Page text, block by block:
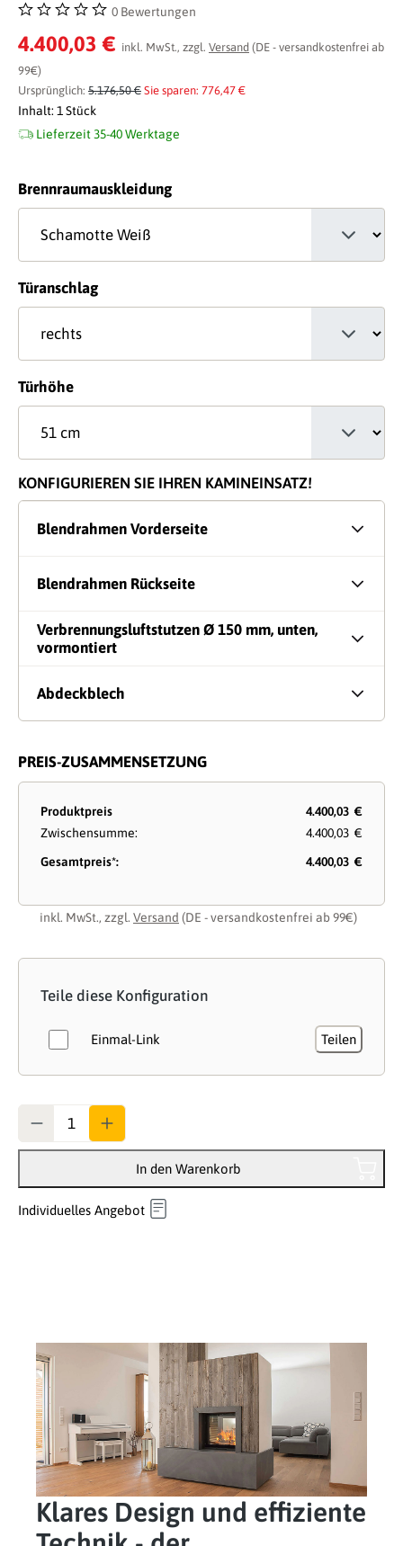
Durchschnittliche Bewertung von 0 von 5 Sternen
0 Bewertungen
4.400,03 € inkl. MwSt., zzgl. Versand (DE - versandkostenfrei ab
99€)
Ursprünglich: 5.176,50 € Sie sparen: 776,47 €
Inhalt: 1 Stück
Lieferzeit 35-40 Werktage
Brennraumauskleidungauswählen
Türanschlagauswählen
Türhöheauswählen
KONFIGURIEREN SIE IHREN KAMINEINSATZ!
Blendrahmen Vorderseite
Blendrahmen Rückseite
Verbrennungsluftstutzen Ø 150 mm, unten,
vormontiert
Abdeckblech
PREIS-ZUSAMMENSETZUNG
Produktpreis
4.400,03 €
Zwischensumme:
4.400,03 €
Gesamtpreis*:
4.400,03 €
inkl. MwSt., zzgl. Versand (DE - versandkostenfrei ab 99€)
Teile diese Konfiguration
Einmal-Link Teilen
In den Warenkorb
Individuelles Angebot
Klares Design und effiziente